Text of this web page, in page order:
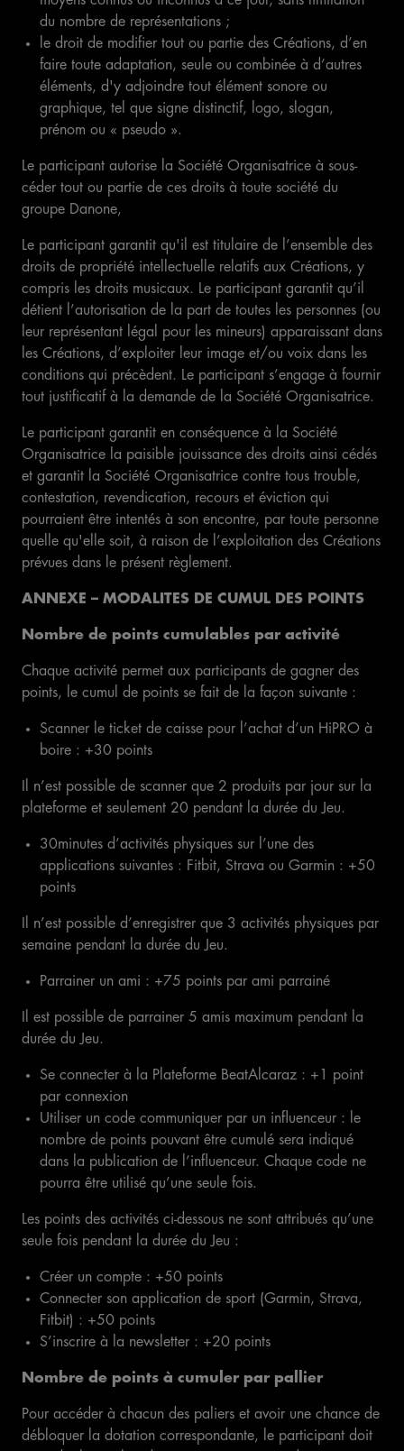
du nombre de représentations ;
le droit de modifier tout ou partie des Créations, d’en
faire toute adaptation, seule ou combinée à d’autres
éléments, d'y adjoindre tout élément sonore ou
graphique, tel que signe distinctif, logo, slogan,
prénom ou « pseudo ».
Le participant autorise la Société Organisatrice à sous-
céder tout ou partie de ces droits à toute société du
groupe Danone,
Le participant garantit qu'il est titulaire de l’ensemble des
droits de propriété intellectuelle relatifs aux Créations, y
compris les droits musicaux. Le participant garantit qu’il
détient l’autorisation de la part de toutes les personnes (ou
leur représentant légal pour les mineurs) apparaissant dans
les Créations, d’exploiter leur image et/ou voix dans les
conditions qui précèdent. Le participant s’engage à fournir
tout justificatif à la demande de la Société Organisatrice.
Le participant garantit en conséquence à la Société
Organisatrice la paisible jouissance des droits ainsi cédés
et garantit la Société Organisatrice contre tous trouble,
contestation, revendication, recours et éviction qui
pourraient être intentés à son encontre, par toute personne
quelle qu'elle soit, à raison de l’exploitation des Créations
prévues dans le présent règlement.
ANNEXE – MODALITES DE CUMUL DES POINTS
Nombre de points cumulables par activité
Chaque activité permet aux participants de gagner des
points, le cumul de points se fait de la façon suivante :
Scanner le ticket de caisse pour l’achat d’un HiPRO à
boire : +30 points
Il n’est possible de scanner que 2 produits par jour sur la
plateforme et seulement 20 pendant la durée du Jeu.
30minutes d’activités physiques sur l’une des
applications suivantes : Fitbit, Strava ou Garmin : +50
points
Il n’est possible d’enregistrer que 3 activités physiques par
semaine pendant la durée du Jeu.
Parrainer un ami : +75 points par ami parrainé
Il est possible de parrainer 5 amis maximum pendant la
durée du Jeu.
Se connecter à la Plateforme BeatAlcaraz : +1 point
par connexion
Utiliser un code communiquer par un influenceur : le
nombre de points pouvant être cumulé sera indiqué
dans la publication de l’influenceur. Chaque code ne
pourra être utilisé qu’une seule fois.
Les points des activités ci-dessous ne sont attribués qu’une
seule fois pendant la durée du Jeu :
Créer un compte : +50 points
Connecter son application de sport (Garmin, Strava,
Fitbit) : +50 points
S’inscrire à la newsletter : +20 points
Nombre de points à cumuler par pallier
Pour accéder à chacun des paliers et avoir une chance de
débloquer la dotation correspondante, le participant doit